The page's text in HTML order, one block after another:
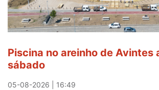
menos
de
24
após
campanha
reforço
Piscina no areinho de Avintes
sábado
05-08-2026 | 16:49